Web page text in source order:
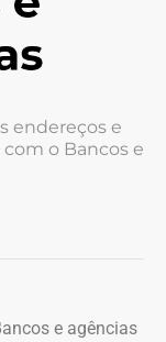
endereços e
o Bancos e
e agências